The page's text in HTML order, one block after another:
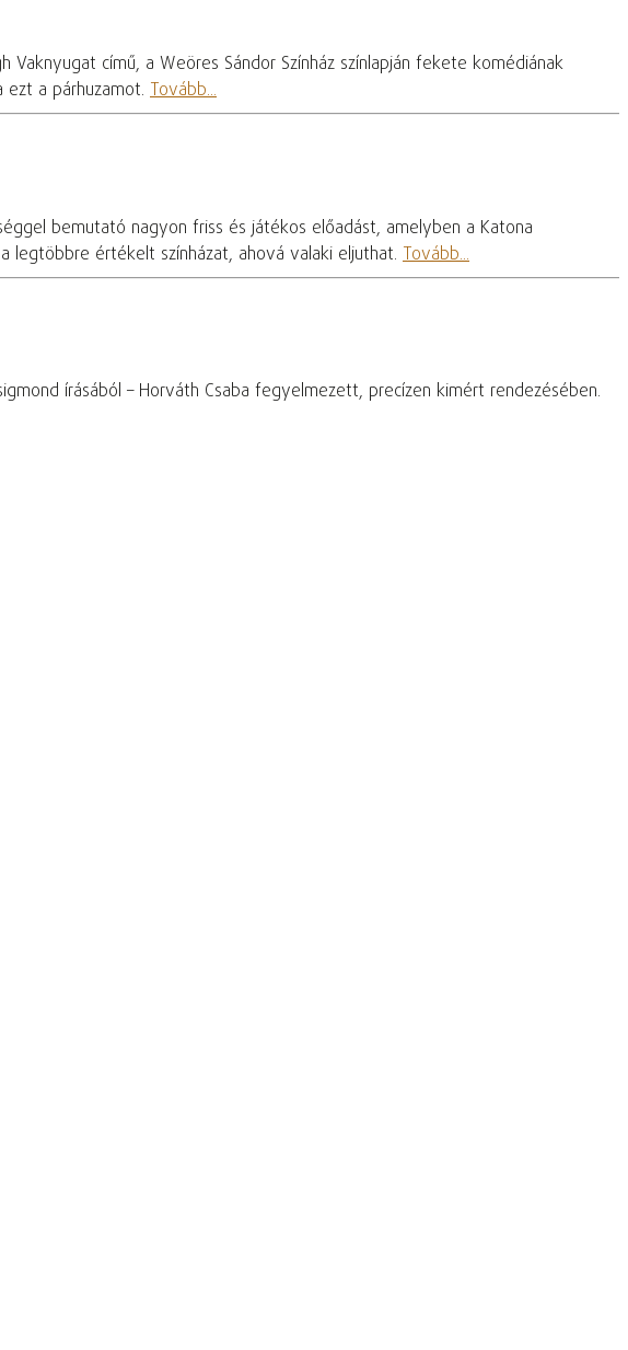
Vaknyugat című, a Weöres Sándor Színház színlapján fekete komédiának
a párhuzamot. Tovább...
bemutató nagyon friss és játékos előadást, amelyben a Katona
legtöbbre értékelt színházat, ahová valaki eljuthat. Tovább...
írásából – Horváth Csaba fegyelmezett, precízen kimért rendezésében.